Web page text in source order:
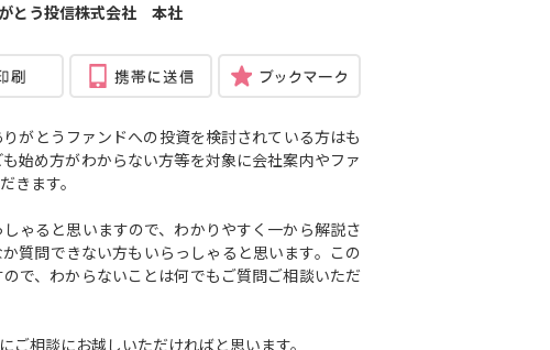
とう投信株式会社 本社
がとうファンドへの投資を検討されている方はも
始め方がわからない方等を対象に会社案内やファ
きます。
ゃると思いますので、わかりやすく一から解説さ
質問できない方もいらっしゃると思います。この
で、わからないことは何でもご質問ご相談いただ
ご相談にお越しいただければと思います。